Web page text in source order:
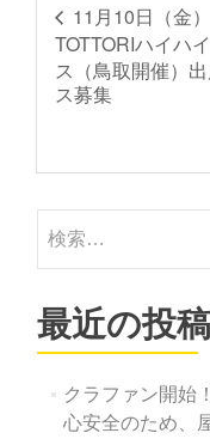
11月10日（金）
TOTTORIハイハ
ス（鳥取開催）
ス募集
索:
最近の投稿
クラファン開始
心安全のため、